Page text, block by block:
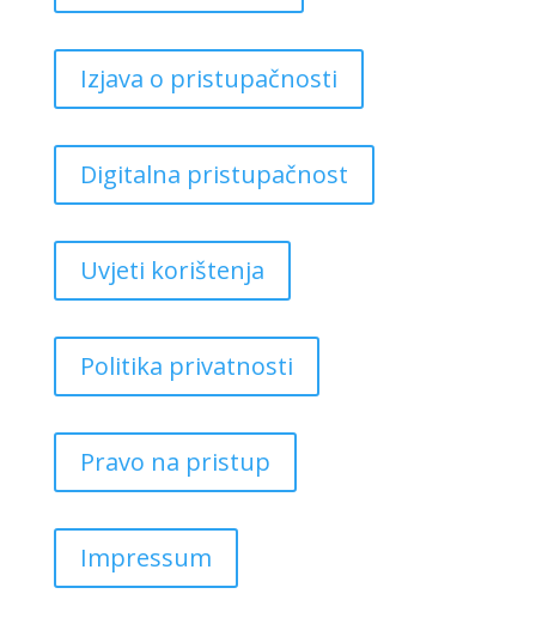
Izjava o pristupačnosti
Digitalna pristupačnost
Uvjeti korištenja
Politika privatnosti
Pravo na pristup
Impressum